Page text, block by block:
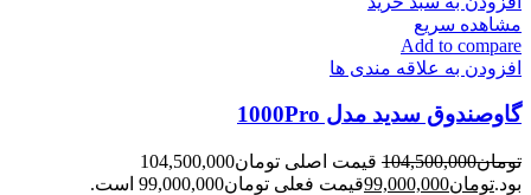
مشاهده سریع
Add to compare
افزودن به علاقه مندی ها
گاوصندوق سدید مدل 1000Pro
تومان104,500,000
قیمت اصلی تومان104,500,000
بود.تومان99,000,000قیمت فعلی تومان99,000,000 است.